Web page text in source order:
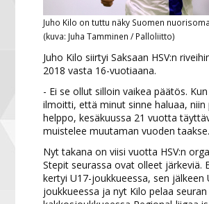
Juho Kilo on tuttu näky Suomen
(kuva: Juha Tamminen / Palloliitto)
Juho Kilo siirtyi Saksaan HSV:n
2018 vasta 16-vuotiaana.
- Ei se ollut silloin vaikea päätös.
ilmoitti, että minut sinne haluaa, niin
helppo, kesäkuussa 21 vuotta
muistelee muutaman vuoden taakse.
Nyt takana on viisi vuotta HSV:n
Stepit seurassa ovat olleet järkeviä.
kertyi U17-joukkueessa, sen jälkeen
joukkueessa ja nyt Kilo pelaa seuran